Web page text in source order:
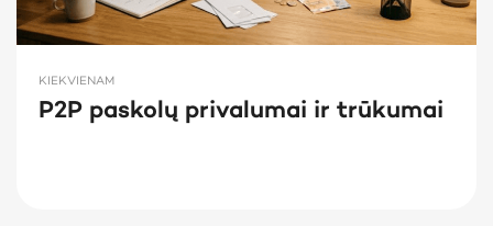
KIEKVIENAM
P2P paskolų privalumai ir trūkumai